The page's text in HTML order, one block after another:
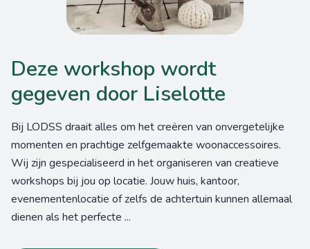
Deze workshop wordt
gegeven door Liselotte
Bij LODSS draait alles om het creëren van onvergetelijke
momenten en prachtige zelfgemaakte woonaccessoires.
Wij zijn gespecialiseerd in het organiseren van creatieve
workshops bij jou op locatie. Jouw huis, kantoor,
evenementenlocatie of zelfs de achtertuin kunnen allemaal
dienen als het perfecte ...